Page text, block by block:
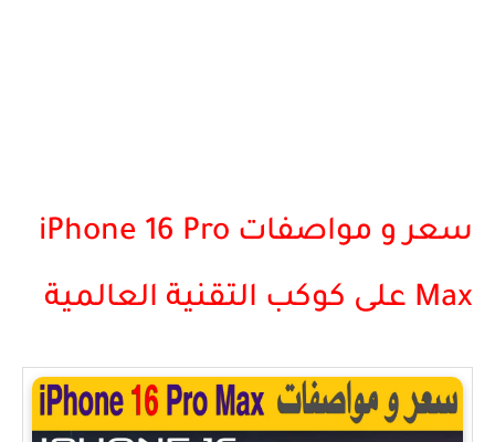
سعر و مواصفات iPhone 16 Pro
Max على كوكب التقنية العالمية